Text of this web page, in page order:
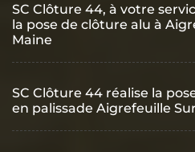
SC Clôture 44, à votre
la pose de clôture alu à
Maine
SC Clôture 44 réalise la
en palissade Aigrefeuille